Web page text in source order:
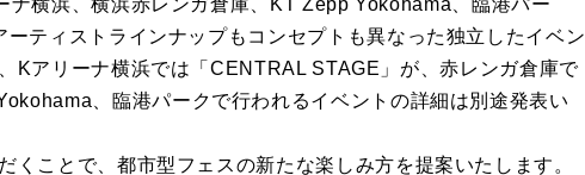
横浜、横浜赤レンガ倉庫、KT Zepp Yokohama、臨港パー
ティストラインナップもコンセプトも異なった独立したイベン
Kアリーナ横浜では「CENTRAL STAGE」が、赤レンガ倉庫で
、臨港パークで行われるイベントの詳細は別途発表い
ことで、都市型フェスの新たな楽しみ方を提案いたします。